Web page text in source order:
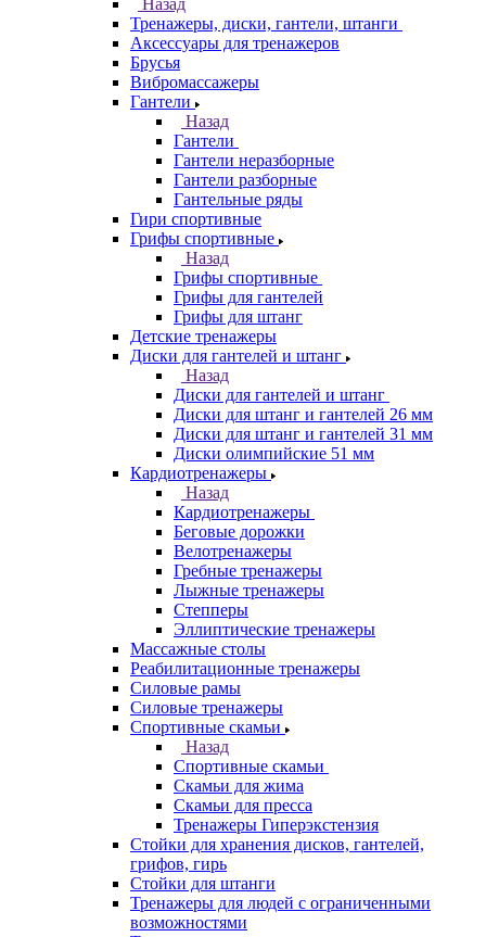
Назад
Тренажеры, диски, гантели, штанги
Аксессуары для тренажеров
Брусья
Вибромассажеры
Гантели
Назад
Гантели
Гантели неразборные
Гантели разборные
Гантельные ряды
Гири спортивные
Грифы спортивные
Назад
Грифы спортивные
Грифы для гантелей
Грифы для штанг
Детские тренажеры
Диски для гантелей и штанг
Назад
Диски для гантелей и штанг
Диски для штанг и гантелей 26 мм
Диски для штанг и гантелей 31 мм
Диски олимпийские 51 мм
Кардиотренажеры
Назад
Кардиотренажеры
Беговые дорожки
Велотренажеры
Гребные тренажеры
Лыжные тренажеры
Степперы
Эллиптические тренажеры
Массажные столы
Реабилитационные тренажеры
Силовые рамы
Силовые тренажеры
Спортивные скамьи
Назад
Спортивные скамьи
Скамьи для жима
Скамьи для пресса
Тренажеры Гиперэкстензия
Стойки для хранения дисков, гантелей,
грифов, гирь
Стойки для штанги
Тренажеры для людей с ограниченными
возможностями